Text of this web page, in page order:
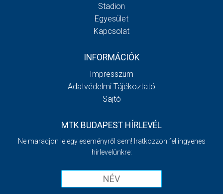
Stadion
Egyesület
Kapcsolat
INFORMÁCIÓK
Impresszum
Adatvédelmi Tájékoztató
Sajtó
MTK BUDAPEST HÍRLEVÉL
Ne maradjon le egy eseményről sem! Iratkozzon fel ingyenes
hírlevelünkre: